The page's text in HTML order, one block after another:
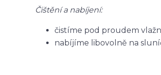
Čištění a nabíjení:
čistíme pod proudem
nabíjíme libovolně na